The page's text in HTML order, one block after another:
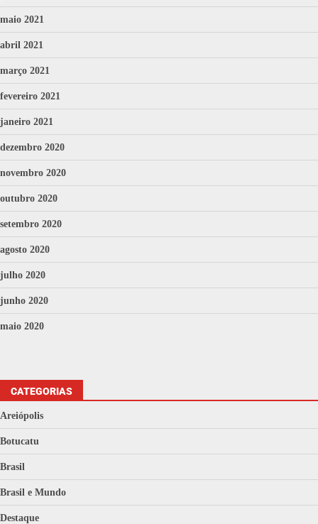
maio 2021
abril 2021
março 2021
fevereiro 2021
janeiro 2021
dezembro 2020
novembro 2020
outubro 2020
setembro 2020
agosto 2020
julho 2020
junho 2020
maio 2020
CATEGORIAS
Areiópolis
Botucatu
Brasil
Brasil e Mundo
Destaque